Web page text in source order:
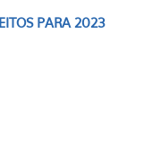
PARA 2023